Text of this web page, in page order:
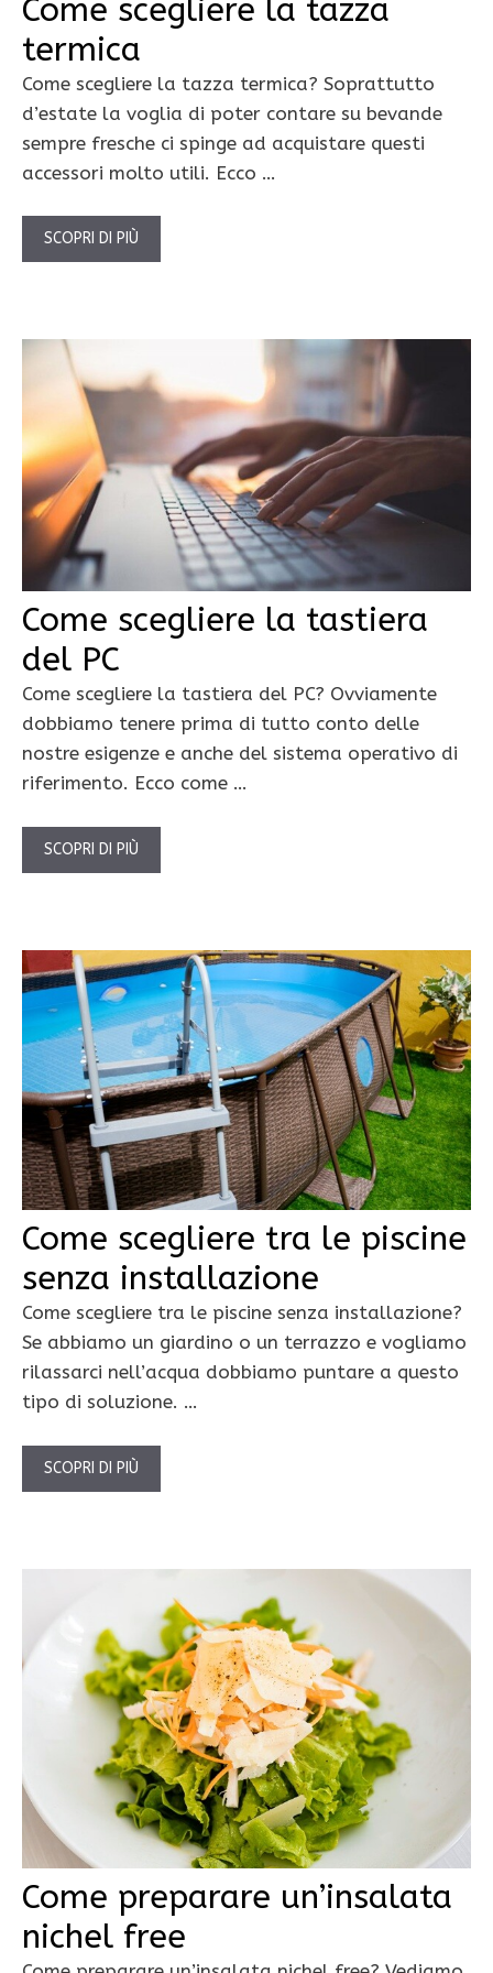
Come scegliere la tazza
termica
Come scegliere la tazza termica? Soprattutto
d’estate la voglia di poter contare su bevande
sempre fresche ci spinge ad acquistare questi
accessori molto utili. Ecco …
SCOPRI DI PIÙ
Come scegliere la tastiera
del PC
Come scegliere la tastiera del PC? Ovviamente
dobbiamo tenere prima di tutto conto delle
nostre esigenze e anche del sistema operativo di
riferimento. Ecco come …
SCOPRI DI PIÙ
Come scegliere tra le piscine
senza installazione
Come scegliere tra le piscine senza installazione?
Se abbiamo un giardino o un terrazzo e vogliamo
rilassarci nell’acqua dobbiamo puntare a questo
tipo di soluzione. …
SCOPRI DI PIÙ
Come preparare un’insalata
nichel free